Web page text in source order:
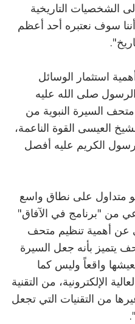
الشخصيات التاريخية
سوف نعتبره أحد أعظم
استثمار الوسائل
صلى الله عليه
السيرة النبوية من
العيسى القوة الناعمة،
الكريم عليه أفصل
متداول على نطاق واسع
من "برنامج في الآفاق"
عن أهمية تنظيم متحف
يتميز بأنه جعل السيرة
واقعاً وليس كما
الإلكترونية، من التقنية
من التقنيات التي تجعل